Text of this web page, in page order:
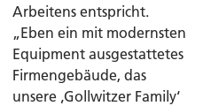
Arbeitens entspricht.
„Eben ein mit modernsten
Equipment ausgestattetes
Firmengebäude, das
unsere ‚Gollwitzer Family‘